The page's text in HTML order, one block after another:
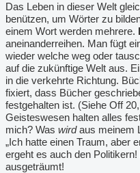
Das Leben in dieser Welt
benützen, um Wörter zu
einem Wort werden mehrere.
aneinanderreihen. Man fügt
wieder welche weg oder
auf die zukünftige Welt aus.
in die verkehrte Richtung.
fixiert, dass Bücher
festgehalten ist. (Siehe Off
Geisteswesen halten alles
mich? Was wirdaus meinem
„Ich hatte einen Traum, aber
ergeht es auch den
ausgeträumt!